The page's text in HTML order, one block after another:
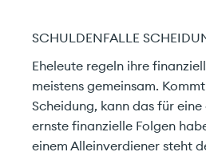
SCHULDENFALLE
Eheleute regeln ihre
meistens gemeinsam.
Scheidung, kann das für
ernste finanzielle Folgen
einem Alleinverdiener steht